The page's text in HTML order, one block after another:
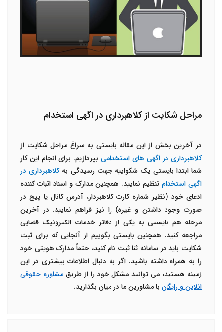
مراحل شکایت از کلاهبرداری در اگهی استخدام
در آخرین بخش از این مقاله بایستی به سراغ مراحل شکایت از
کلاهبرداری در اگهی های استخدامی بپردازیم. برای انجام این کار
شما ابتدا بایستی یک شکواییه جهت رسیدگی بهکلاهبرداری در
اگهی استخدامتنظیم نمایید. همچنین مدارک و اسناد اثبات کننده
ادعای خود (نظیر شماره کارت کلاهبردار، آدرس کانال یا پیج در
صورت وجود داشتن و غیره) را نیز فراهم نمایید. در آخرین
مرحله هم بایستی به یکی از دفاتر خدمات الکترونیک قضایی
مراجعه کنید. همچنین بایستی بگوییم از آنجایی که برای ثبت
شکایت باید در سامانه ثنا ثبت نام کنید، حتماً مدارک هویتی خود
را به همراه داشته باشید. اگر به دنبال اطلاعات بیشتری در این
زمینه هستید، می توانید مشکل خود را از طریق مشاوره حقوقی
انلاین و رایگان با مشاورین ما در میان بگذارید.